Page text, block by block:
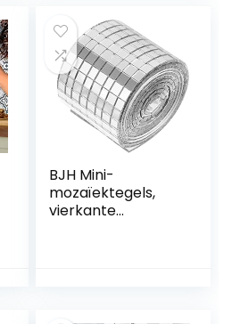
op Tegel
Waterdicht Zuiver
Wit Mozaïek 20
stks 15,4 x 30,5 cm
BJH Mini-
mozaïektegels,
vierkante